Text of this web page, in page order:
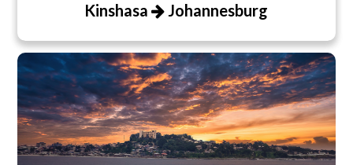
Kinshasa Johannesburg